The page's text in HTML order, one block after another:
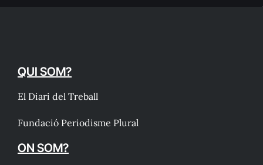
QUI SOM?
El Diari del Treball
Fundació Periodisme Plural
ON SOM?